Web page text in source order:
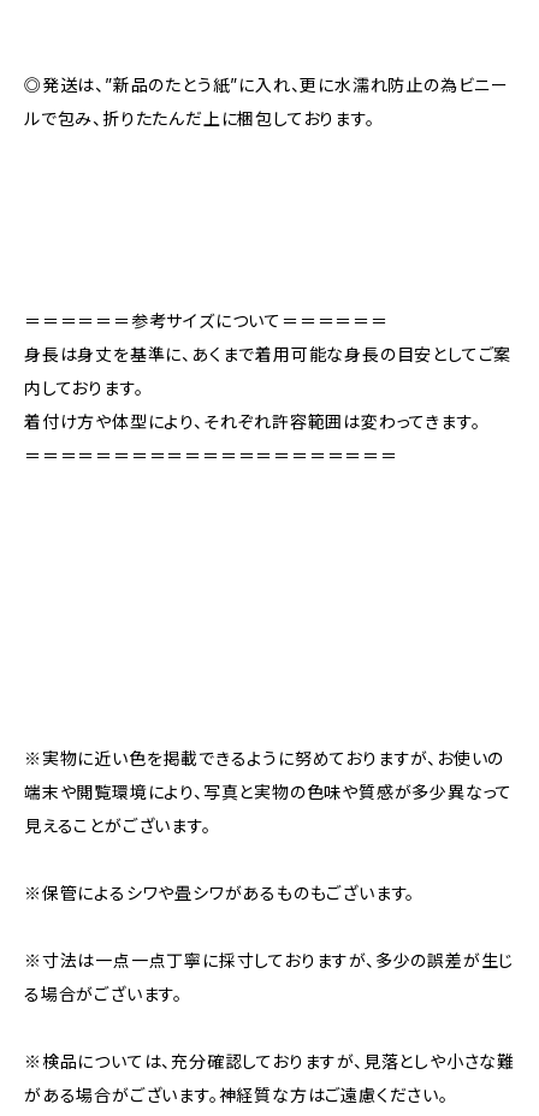
◎発送は、”新品のたとう紙”に入れ、更に水濡れ防止の為ビニー
ルで包み、折りたたんだ上に梱包しております。
＝＝＝＝＝＝参考サイズについて＝＝＝＝＝＝
身長は身丈を基準に、あくまで着用可能な身長の目安としてご案
内しております。
着付け方や体型により、それぞれ許容範囲は変わってきます。
＝＝＝＝＝＝＝＝＝＝＝＝＝＝＝＝＝＝＝＝＝
※実物に近い色を掲載できるように努めておりますが、お使いの
端末や閲覧環境により、写真と実物の色味や質感が多少異なって
見えることがございます。
※保管によるシワや畳シワがあるものもございます。
※寸法は一点一点丁寧に採寸しておりますが、多少の誤差が生じ
る場合がございます。
※検品については、充分確認しておりますが、見落としや小さな難
がある場合がございます。神経質な方はご遠慮ください。